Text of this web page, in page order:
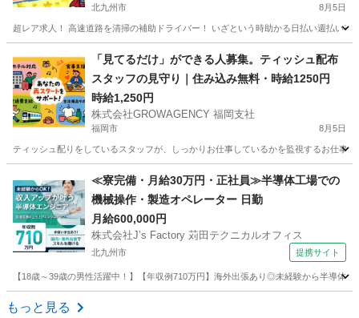
北九州市 8月5日
超レア求人！ 高速道路を清掃の補助ドライバー！ いざという時助かる日払い週払い
その他 助手席
「見てるだけ」ができる人募集。ティッシュ配布
スタッフの見守り｜住み込み無料・時給1250円
時給1,250円
株式会社GROWAGENCY 福岡支社
福岡市 8月5日
ティッシュ配りをしているスタッフが、しっかりお仕事しているかを監視するお仕事
その他 スタッフ
≪寮完備・月給30万円・正社員≫半導体工場での
機械操作・製造オペレーター 日勤
月給600,000円
株式会社J’s Factory 苅田テクニカルオフィス
北九州市 提携サイト
【18歳～39歳の男性活躍中！】【年収例710万円】海外出張あり◎未経験から半導体
福岡 北九州市
もっと見る